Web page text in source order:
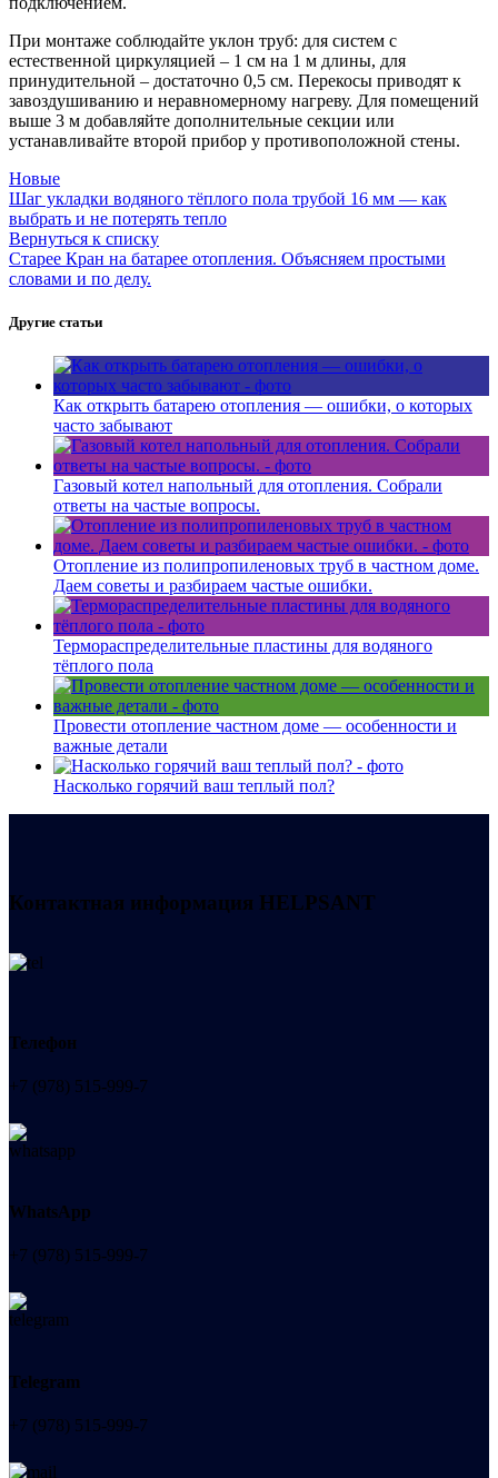
При монтаже соблюдайте уклон труб: для систем с
естественной циркуляцией – 1 см на 1 м длины, для
принудительной – достаточно 0,5 см. Перекосы приводят к
завоздушиванию и неравномерному нагреву. Для помещений
выше 3 м добавляйте дополнительные секции или
устанавливайте второй прибор у противоположной стены.
Новые
Шаг укладки водяного тёплого пола трубой 16 мм — как
выбрать и не потерять тепло
Вернуться к списку
Старее Кран на батарее отопления. Объясняем простыми
словами и по делу.
Другие статьи
Как открыть батарею отопления — ошибки, о которых
часто забывают
Газовый котел напольный для отопления. Собрали
ответы на частые вопросы.
Отопление из полипропиленовых труб в частном доме.
Даем советы и разбираем частые ошибки.
Термораспределительные пластины для водяного
тёплого пола
Провести отопление частном доме — особенности и
важные детали
Насколько горячий ваш теплый пол?
Контактная информация HELPSANT
Телефон
+7 (978) 515-999-7
WhatsApp
+7 (978) 515-999-7
Telegram
+7 (978) 515-999-7